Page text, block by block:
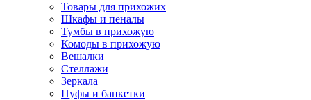
Товары для прихожих
Шкафы и пеналы
Тумбы в прихожую
Комоды в прихожую
Вешалки
Стеллажи
Зеркала
Пуфы и банкетки